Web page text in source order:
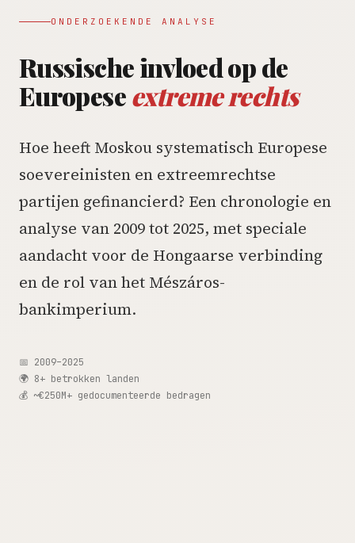
ONDERZOEKENDE ANALYSE
Russische invloed op de
Europeseextreme rechts
Hoe heeft Moskou systematisch Europese
soevereinisten en extreemrechtse
partijen gefinancierd? Een chronologie en
analyse van 2009 tot 2025, met speciale
aandacht voor de Hongaarse verbinding
en de rol van het Mészáros-
bankimperium.
📅 2009–2025
🌍 8+ betrokken landen
💰 ~€250M+ gedocumenteerde bedragen